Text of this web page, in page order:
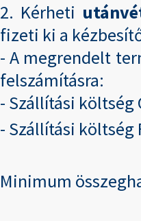
2. Kérheti
fizeti ki a
- A megrendelt
felszámításra:
- Szállítási költség
- Szállítási költség
Minimum